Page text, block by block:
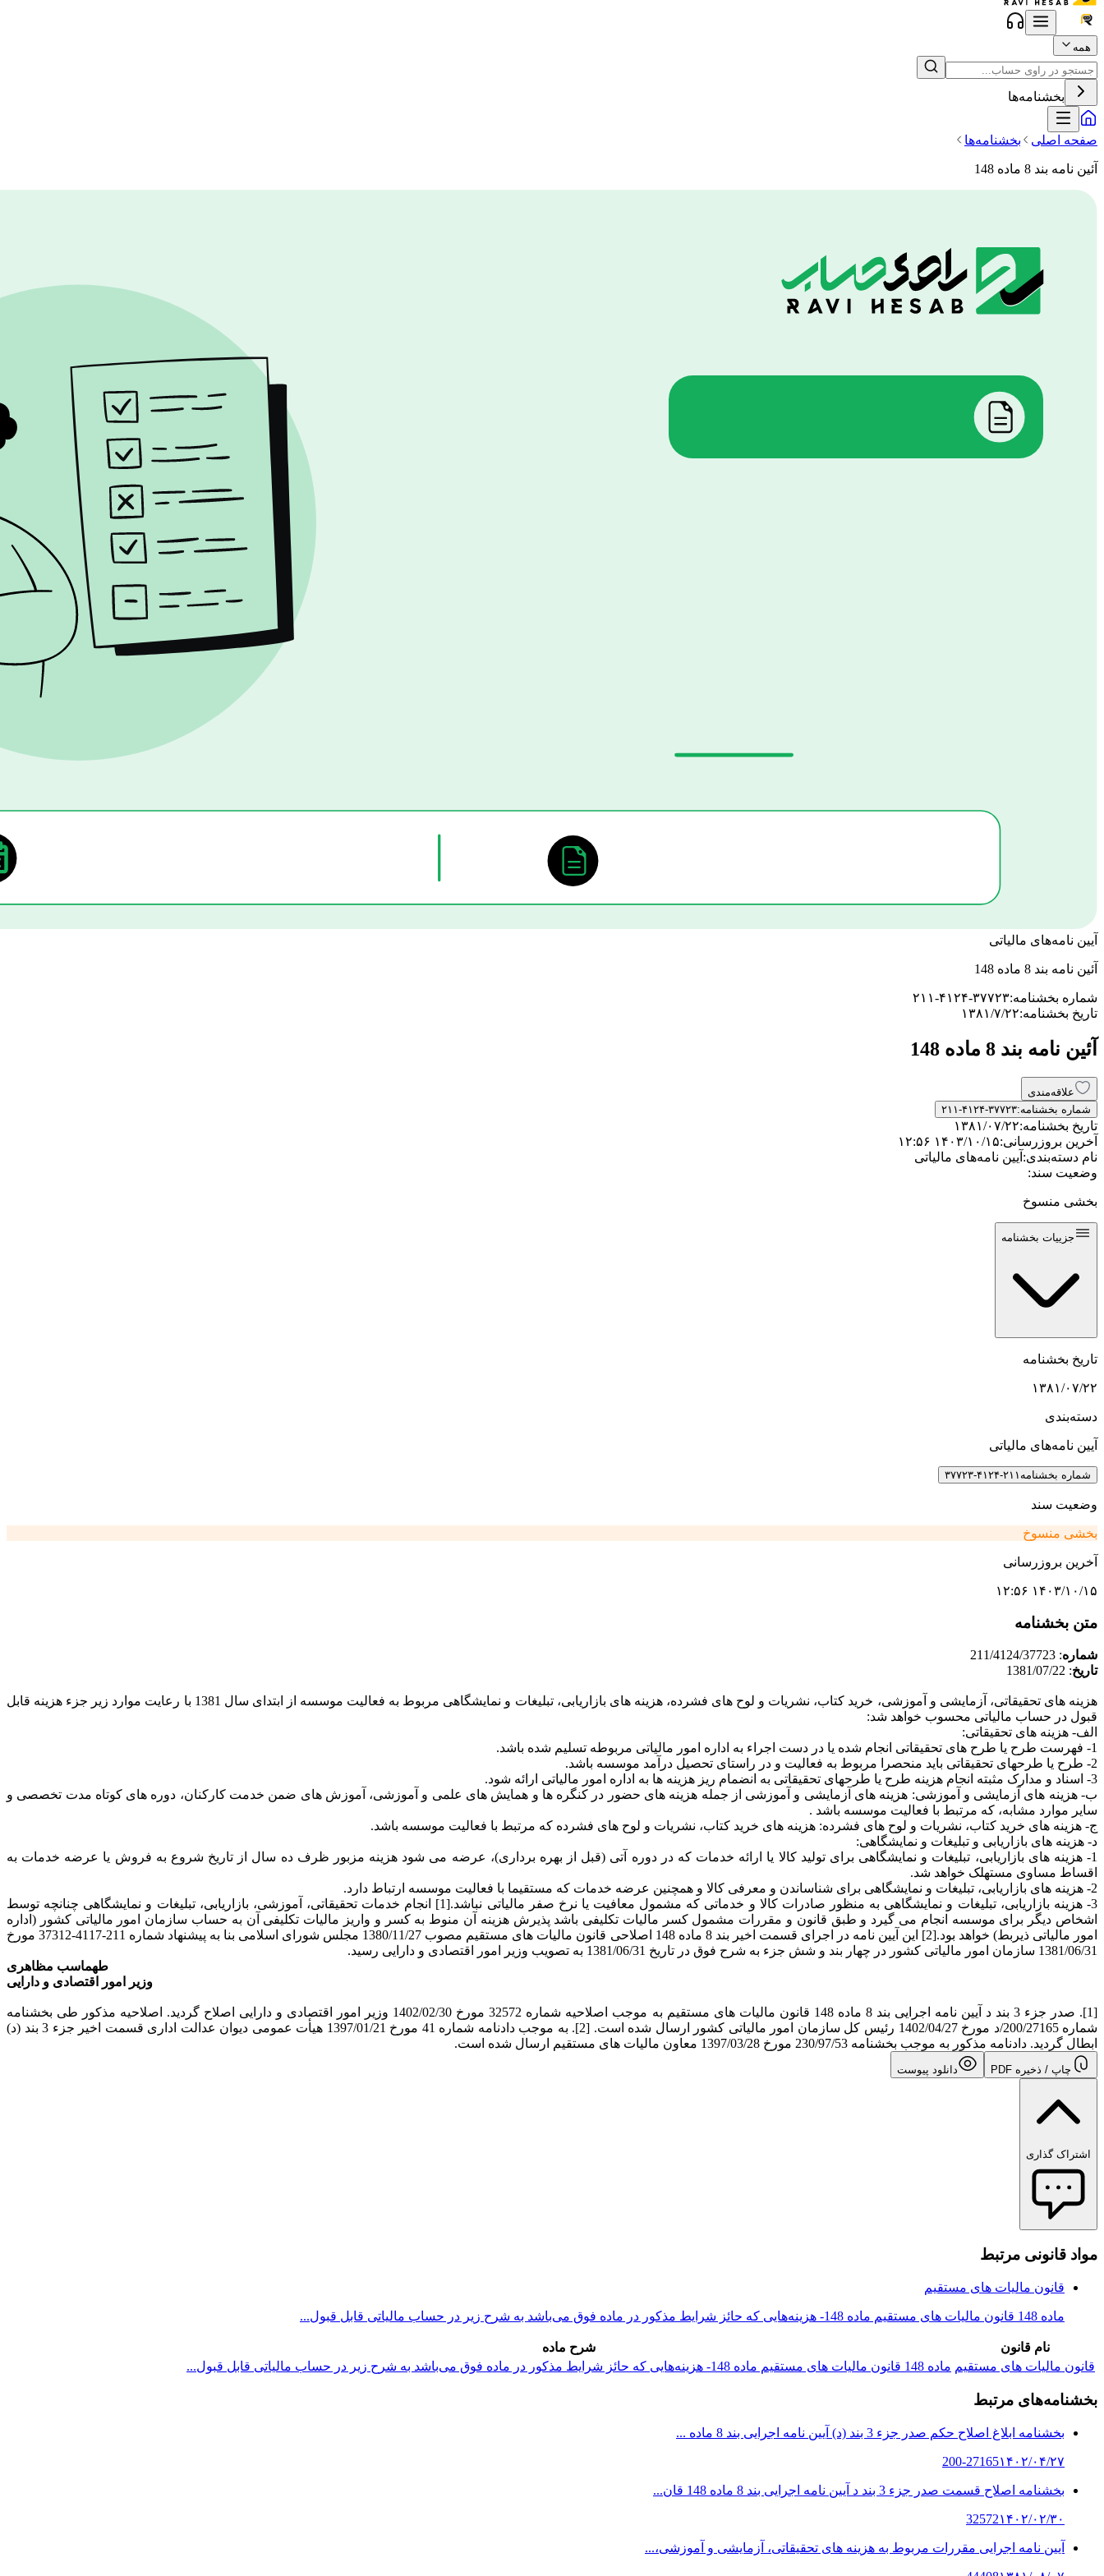
همه
بخشنامه‌ها
صفحه اصلی بخشنامه‌ها
آئین نامه بند 8 ماده 148
آیین نامه‌های مالیاتی
آئین نامه بند 8 ماده 148
شماره بخشنامه:۲۱۱-۴۱۲۴-۳۷۷۲۳
تاریخ بخشنامه:۱۳۸۱/۷/۲۲
آئین نامه بند 8 ماده 148
علاقه‌مندی
شماره بخشنامه:۲۱۱-۴۱۲۴-۳۷۷۲۳
تاریخ بخشنامه:۱۳۸۱/۰۷/۲۲
آخرین بروزرسانی:۱۴۰۳/۱۰/۱۵ ۱۲:۵۶
نام دسته‌بندی: آیین نامه‌های مالیاتی
وضعیت سند:
بخشی منسوخ
جزییات بخشنامه
تاریخ بخشنامه
۱۳۸۱/۰۷/۲۲
دسته‌بندی
آیین نامه‌های مالیاتی
شماره بخشنامه ۲۱۱-۴۱۲۴-۳۷۷۲۳
وضعیت سند
بخشی منسوخ
آخرین بروزرسانی
۱۴۰۳/۱۰/۱۵ ۱۲:۵۶
متن بخشنامه
شماره: 211/4124/37723
تاریخ: 1381/07/22
هزینه های تحقیقاتی، آزمایشی و آموزشی، خرید کتاب، نشریات و لوح های فشرده، هزینه های بازاریابی، تبلیغات و نمایشگاهی مربوط به فعالیت موسسه از ابتدای سال 1381 با رعایت موارد زیر جزء هزینه قابل
قبول در حساب مالیاتی محسوب خواهد شد:
الف- هزینه های تحقیقاتی:
1- فهرست طرح یا طرح های تحقیقاتی انجام شده یا در دست اجراء به اداره امور مالیاتی مربوطه تسلیم شده باشد.
2- طرح یا طرحهای تحقیقاتی باید منحصرا مربوط به فعالیت و در راستای تحصیل درآمد موسسه باشد.
3- اسناد و مدارک مثبته انجام هزینه طرح یا طرحهای تحقیقاتی به انضمام ریز هزینه ها به اداره امور مالیاتی ارائه شود.
ب- هزینه های آزمایشی و آموزشی: هزینه های آزمایشی و آموزشی از جمله هزینه های حضور در کنگره ها و همایش های علمی و آموزشی، آموزش های ضمن خدمت کارکنان، دوره های کوتاه مدت تخصصی و
سایر موارد مشابه، که مرتبط با فعالیت موسسه باشد .
ج- هزینه های خرید کتاب، نشریات و لوح های فشرده: هزینه های خرید کتاب، نشریات و لوح های فشرده که مرتبط با فعالیت موسسه باشد.
د- هزینه های بازاریابی و تبلیغات و نمایشگاهی:
1- هزینه های بازاریابی، تبلیغات و نمایشگاهی برای تولید کالا یا ارائه خدمات که در دوره آتی (قبل از بهره برداری)، عرضه می شود هزینه مزبور ظرف ده سال از تاریخ شروع به فروش یا عرضه خدمات به
اقساط مساوی مستهلک خواهد شد.
2- هزینه های بازاریابی، تبلیغات و نمایشگاهی برای شناساندن و معرفی کالا و همچنین عرضه خدمات که مستقیما با فعالیت موسسه ارتباط دارد.
3- هزینه بازاریابی، تبلیغات و نمایشگاهی به منظور صادرات کالا و خدماتی که مشمول معافیت یا نرخ صفر مالیاتی نباشد.[1] انجام خدمات تحقیقاتی، آموزشی، بازاریابی، تبلیغات و نمایشگاهی چنانچه توسط
اشخاص دیگر برای موسسه انجام می گیرد و طبق قانون و مقررات مشمول کسر مالیات تکلیفی باشد پذیرش هزینه آن منوط به کسر و واریز مالیات تکلیفی آن به حساب سازمان امور مالیاتی کشور (اداره
امور مالیاتی ذیربط) خواهد بود.[2] این آیین نامه در اجرای قسمت اخیر بند 8 ماده 148 اصلاحی قانون مالیات های مستقیم مصوب 1380/11/27 مجلس شورای اسلامی بنا به پیشنهاد شماره 211-4117-37312 مورخ
1381/06/31 سازمان امور مالیاتی کشور در چهار بند و شش جزء به شرح فوق در تاریخ 1381/06/31 به تصویب وزیر امور اقتصادی و دارایی رسید.
طهماسب مظاهری
وزیر امور اقتصادی و دارایی
[1]. صدر جزء 3 بند د آیین نامه اجرایی بند 8 ماده 148 قانون مالیات های مستقیم به موجب اصلاحیه شماره 32572 مورخ 1402/02/30 وزیر امور اقتصادی و دارایی اصلاح گردید. اصلاحیه مذکور طی بخشنامه
شماره 200/27165/د مورخ 1402/04/27 رئیس کل سازمان امور مالیاتی کشور ارسال شده است. [2]. به موجب دادنامه شماره 41 مورخ 1397/01/21 هیأت عمومی دیوان عدالت اداری قسمت اخیر جزء 3 بند (د)
ابطال گردید. دادنامه مذکور به موجب بخشنامه 230/97/53 مورخ 1397/03/28 معاون مالیات های مستقیم ارسال شده است.
چاپ / ذخیره PDF دانلود پیوست
اشتراک گذاری
مواد قانونی مرتبط
قانون مالیات های مستقیم
ماده 148 قانون مالیات های مستقیم ماده 148- هزینه‌هایی که حائز شرایط مذکور در ماده فوق می‌باشد به شرح زیر در حساب مالیاتی قابل قبول...
نام قانون
شرح ماده
قانون مالیات های مستقیم ماده 148 قانون مالیات های مستقیم ماده 148- هزینه‌هایی که حائز شرایط مذکور در ماده فوق می‌باشد به شرح زیر در حساب مالیاتی قابل قبول...
بخشنامه‌های مرتبط
بخشنامه ابلاغ اصلاح حکم صدر جزء 3 بند (د) آیین نامه اجرایی بند 8 ماده ...
200-27165۱۴۰۲/۰۴/۲۷
بخشنامه اصلاح قسمت صدر جزء 3 بند د آیین نامه اجرایی بند 8 ماده 148 قان...
32572۱۴۰۲/۰۲/۳۰
آیین نامه اجرایی مقررات مربوط به هزینه های تحقیقاتی، آزمایشی و آموزشی،...